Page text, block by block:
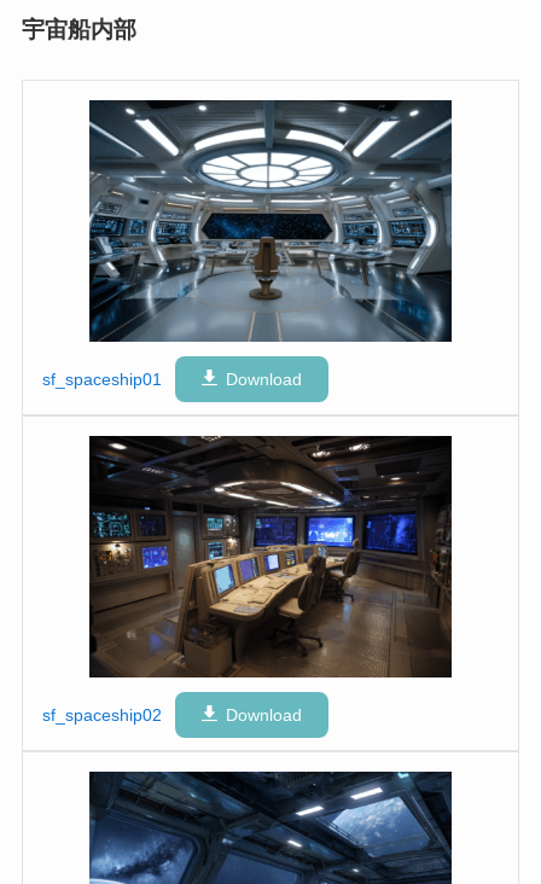
宇宙船内部
sf_spaceship01 Download
sf_spaceship02 Download